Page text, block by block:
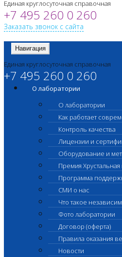
Единая круглосуточная справочная
+7 495 260 0 260
Заказать звонок с сайта
Навигация
Единая круглосуточная справочная
+7 495 260 0 260
О лаборатории
О лаборатории
Как работает
Контроль качества
Лицензии и
Оборудование и
Премия
Программа
СМИ о нас
Что такое
Фото лаборатории
Договор (оферта)
Правила оказания
Новости